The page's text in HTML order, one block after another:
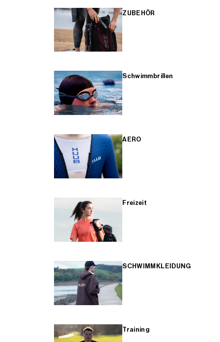
ZUBEHÖR
Schwimmbrillen
AERO
Freizeit
SCHWIMMKLEIDUNG
Training